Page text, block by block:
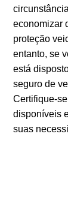
economizar
proteção
entanto, se
está
seguro de
Certifique-
disponíveis
suas